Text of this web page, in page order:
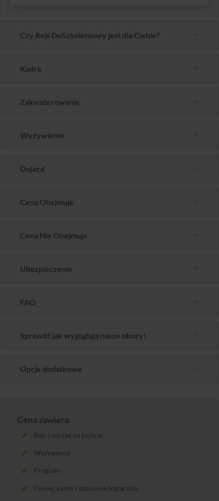
Czy Rejs DoSzkoleniowy jest dla Ciebie?
Kadra
Zakwaterowanie
Wyżywienie
Dojazd
Cena Obejmuje
Cena Nie Obejmuje
Ubezpieczenie
FAQ
Sprawdź jak wyglądają nasze obozy!
Opcje dodatkowe
Cena zawiera
Rejs i nocleg na jachcie
Wyżywienie
Program
Opiekę kadry i szkolenie żeglarskie